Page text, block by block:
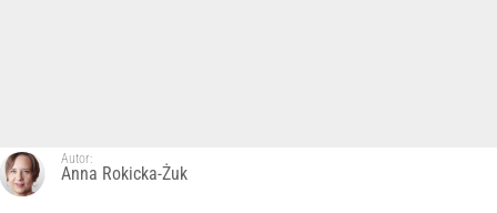
Autor:
Anna Rokicka-Żuk